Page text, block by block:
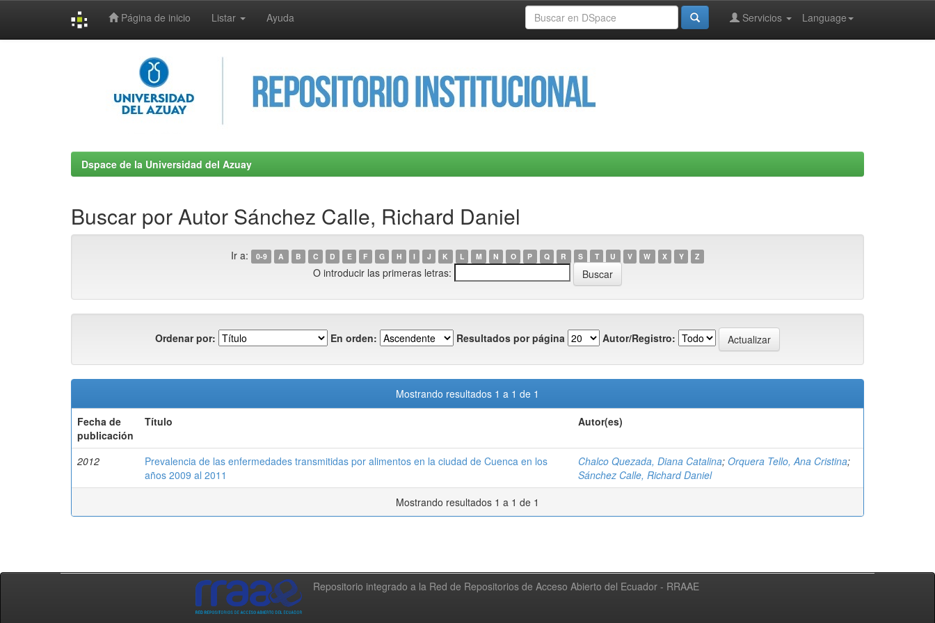
Página de inicio Listar Ayuda Language
Servicios
Dspace de la Universidad del Azuay
Buscar por Autor Sánchez Calle, Richard Daniel
Ir a: 0-9 A B C D E F G H I J K L M N O P Q R S T U V W X Y Z
O introducir las primeras letras:
Ordenar por: En orden: Resultados por página Autor/Registro:
Mostrando resultados 1 a 1 de 1
Fecha de
publicación
Título Autor(es)
2012
Prevalencia de las enfermedades transmitidas por alimentos en la ciudad de Cuenca en los
años 2009 al 2011
Chalco Quezada, Diana Catalina; Orquera Tello, Ana Cristina;
Sánchez Calle, Richard Daniel
Mostrando resultados 1 a 1 de 1
Repositorio integrado a la Red de Repositorios de Acceso Abierto del Ecuador - RRAAE